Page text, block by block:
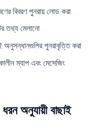
বিবরণ পুনরায় লোড করা
তথ্য মেলানো
পুনরাবৃত্তি করা
ম্যাপ এবং মেসেজিং
অনুযায়ী বাছাই